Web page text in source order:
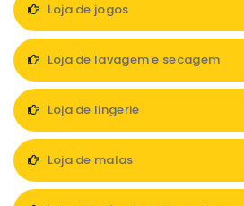
Loja de jogos
Loja de lavagem e secagem
Loja de lingerie
Loja de malas